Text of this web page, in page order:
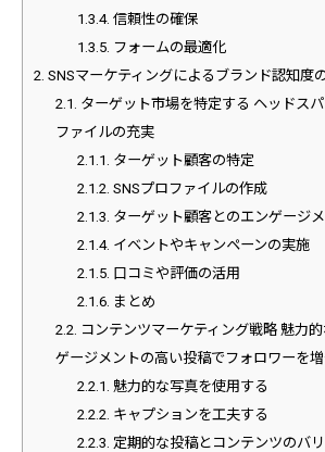
1.3.4. 信頼性の確保
1.3.5. フォームの最適化
2. SNSマーケティングによるブランド認知度
2.1. ターゲット市場を特定する ヘッドス
ファイルの充実
2.1.1. ターゲット顧客の特定
2.1.2. SNSプロファイルの作成
2.1.3. ターゲット顧客とのエンゲージ
2.1.4. イベントやキャンペーンの実施
2.1.5. 口コミや評価の活用
2.1.6. まとめ
2.2. コンテンツマーケティング戦略 魅力
ゲージメントの高い投稿でフォロワーを
2.2.1. 魅力的な写真を使用する
2.2.2. キャプションを工夫する
2.2.3. 定期的な投稿とコンテンツのバ